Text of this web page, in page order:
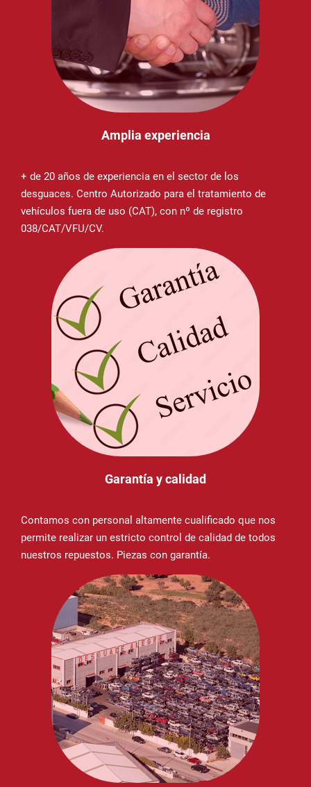
Amplia experiencia
+ de 20 años de experiencia en el sector de los
desguaces. Centro Autorizado para el tratamiento de
vehículos fuera de uso (CAT), con nº de registro
038/CAT/VFU/CV.
Garantía y calidad
Contamos con personal altamente cualificado que nos
permite realizar un estricto control de calidad de todos
nuestros repuestos. Piezas con garantía.